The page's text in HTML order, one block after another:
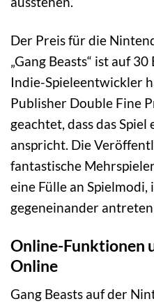
Der Preis für die
„Gang Beasts“ ist auf
Indie-Spieleentwickler
Publisher Double Fine
geachtet, dass das
anspricht. Die
fantastische
eine Fülle an Spielmodi,
gegeneinander
Online-Funktionen
Online
Gang Beasts auf der